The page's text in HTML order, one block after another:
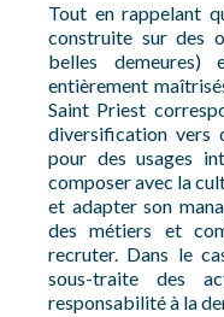
Tout en rappelant
construite sur des
belles demeures)
entièrement
Saint Priest
diversification vers
pour des usages
composer avec la
et adapter son
des métiers et
recruter. Dans le
sous-traite des
responsabilité à la